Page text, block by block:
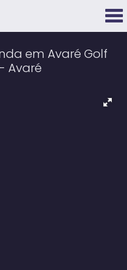
em Avaré Golf
Avaré